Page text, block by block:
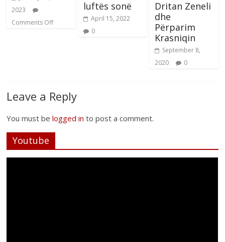
2023
Comments Off
luftës sonë
April 15, 2022
0
Dritan Zeneli
dhe
Përparim
Krasniqin
September 8,
2020
0
Leave a Reply
You must belogged in to post a comment.
Youtube